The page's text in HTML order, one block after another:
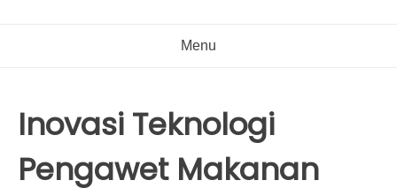
Menu
Inovasi Teknologi
Pengawet Makanan